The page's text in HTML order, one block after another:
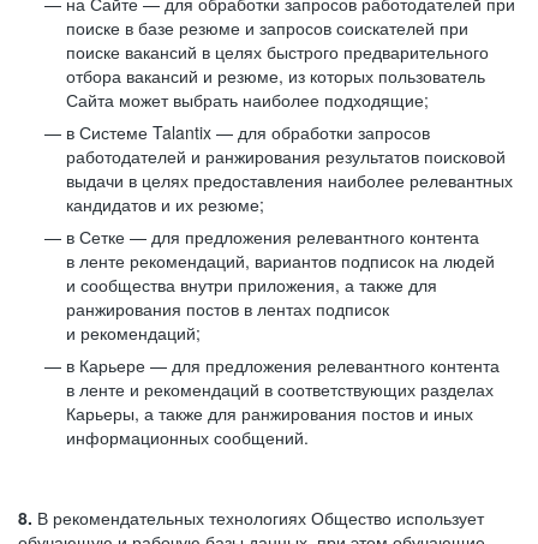
поиске в базе резюме и запросов соискателей при
поиске вакансий в целях быстрого предварительного
отбора вакансий и резюме, из которых пользователь
Сайта может выбрать наиболее подходящие;
в Системе Talantix — для обработки запросов
работодателей и ранжирования результатов поисковой
выдачи в целях предоставления наиболее релевантных
кандидатов и их резюме;
в Сетке — для предложения релевантного контента
в ленте рекомендаций, вариантов подписок на людей
и сообщества внутри приложения, а также для
ранжирования постов в лентах подписок
и рекомендаций;
в Карьере — для предложения релевантного контента
в ленте и рекомендаций в соответствующих разделах
Карьеры, а также для ранжирования постов и иных
информационных сообщений.
8. В рекомендательных технологиях Общество использует